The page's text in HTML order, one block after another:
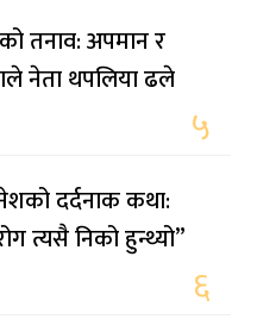
तनाव: अपमान र
नेता थपलिया ढले
५
दर्दनाक कथा:
त्यसै निको हुन्थ्यो”
६